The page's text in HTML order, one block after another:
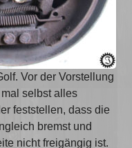
Vor der Vorstellung
selbst alles
feststellen, dass die
bremst und
nicht freigängig ist.